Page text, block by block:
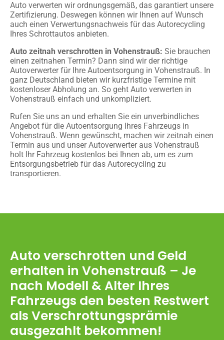
Auto verwerten wir ordnungsgemäß, das garantiert unsere
Zertifizierung. Deswegen können wir Ihnen auf Wunsch
auch einen Verwertungsnachweis für das Autorecycling
Ihres Schrottautos anbieten.
Auto zeitnah verschrotten in Vohenstrauß: Sie brauchen
einen zeitnahen Termin? Dann sind wir der richtige
Autoverwerter für Ihre Autoentsorgung in Vohenstrauß. In
ganz Deutschland bieten wir kurzfristige Termine mit
kostenloser Abholung an. So geht Auto verwerten in
Vohenstrauß einfach und unkompliziert.
Rufen Sie uns an und erhalten Sie ein unverbindliches
Angebot für die Autoentsorgung Ihres Fahrzeugs in
Vohenstrauß. Wenn gewünscht, machen wir zeitnah einen
Termin aus und unser Autoverwerter aus Vohenstrauß
holt Ihr Fahrzeug kostenlos bei Ihnen ab, um es zum
Entsorgungsbetrieb für das Autorecycling zu
transportieren.
Auto verschrotten und Geld
erhalten in Vohenstrauß – Je
nach Modell & Alter Ihres
Fahrzeugs den besten Restwert
als Verschrottungsprämie
ausgezahlt bekommen!